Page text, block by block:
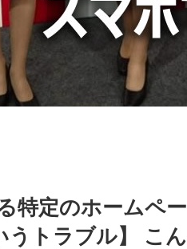
特定のホームペー
うトラブル】 こん